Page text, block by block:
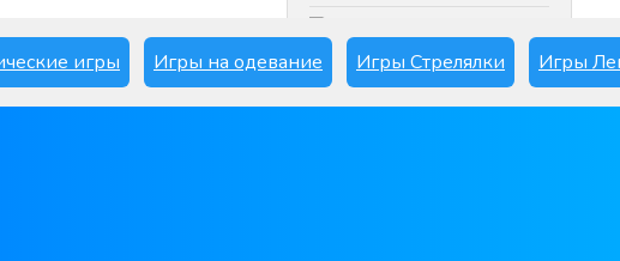
SPAIN
игры Игры на одевание Игры Стрелялки Игры